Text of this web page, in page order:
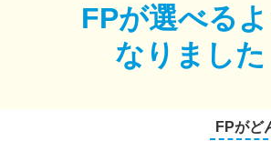
FPが選べる
なりました
FPがど